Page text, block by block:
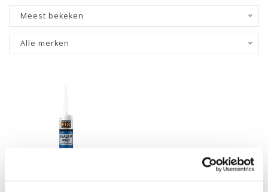
Meest bekeken
Alle merken